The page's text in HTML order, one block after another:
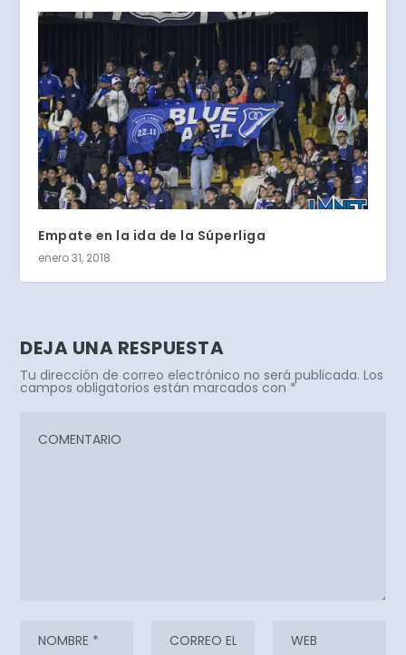
Empate en la ida de la Súperliga
enero 31, 2018
DEJA UNA RESPUESTA
Tu dirección de correo electrónico no será publicada. Los
campos obligatorios están marcados con *